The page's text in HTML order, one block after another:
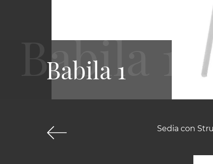
Sedia con
Babila 1